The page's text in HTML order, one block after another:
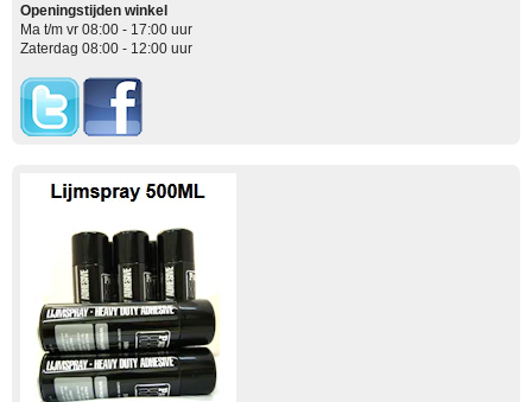
Openingstijden winkel
Ma t/m vr 08:00 - 17:00 uur
Zaterdag 08:00 - 12:00 uur